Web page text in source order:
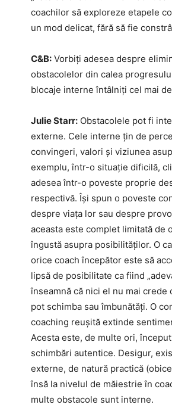
coachilor să exploreze etapele
un mod delicat, fără să fie
C&B: Vorbiți adesea despre
obstacolelor din calea
blocaje interne întâlniți cel mai
Julie Starr: Obstacolele pot fi
externe. Cele interne țin de
convingeri, valori și viziunea
exemplu, într-o situație dificilă,
adesea într-o poveste proprie
respectivă. Își spun o poveste
despre viața lor sau despre
aceasta este complet limitată de
îngustă asupra posibilităților. O
orice coach începător este să
lipsă de posibilitate ca fiind
înseamnă că nici el nu mai crede
pot schimba sau îmbunătăți. O
coaching reușită extinde
Acesta este, de multe ori,
schimbări autentice. Desigur,
externe, de natură practică
însă la nivelul de măiestrie în
multe obstacole sunt interne.